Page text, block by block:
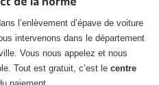
l’enlèvement d’épave de voiture
intervenons dans le département
Vous nous appelez et nous
Tout est gratuit, c’est le centre